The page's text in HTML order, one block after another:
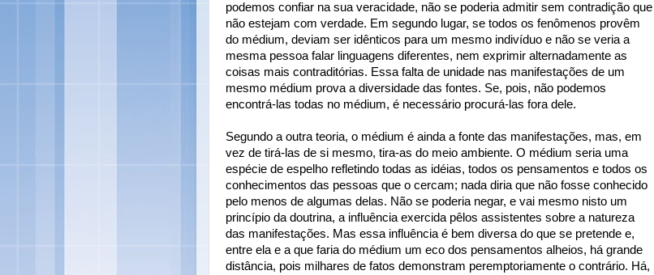
podemos confiar na sua veracidade, não se poderia admitir sem contradição que
não estejam com verdade. Em segundo lugar, se todos os fenômenos provêm
do médium, deviam ser idênticos para um mesmo indivíduo e não se veria a
mesma pessoa falar linguagens diferentes, nem exprimir alternadamente as
coisas mais contraditórias. Essa falta de unidade nas manifestações de um
mesmo médium prova a diversidade das fontes. Se, pois, não podemos
encontrá-las todas no médium, é necessário procurá-las fora dele.
Segundo a outra teoria, o médium é ainda a fonte das manifestações, mas, em
vez de tirá-las de si mesmo, tira-as do meio ambiente. O médium seria uma
espécie de espelho refletindo todas as idéias, todos os pensamentos e todos os
conhecimentos das pessoas que o cercam; nada diria que não fosse conhecido
pelo menos de algumas delas. Não se poderia negar, e vai mesmo nisto um
princípio da doutrina, a influência exercida pêlos assistentes sobre a natureza
das manifestações. Mas essa influência é bem diversa do que se pretende e,
entre ela e a que faria do médium um eco dos pensamentos alheios, há grande
distância, pois milhares de fatos demonstram peremptoriamente o contrário. Há,